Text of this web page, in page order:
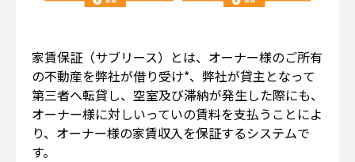
家賃保証（サブリース）とは、オーナー様のご所有
の不動産を弊社が借り受け*、弊社が貸主となって
第三者へ転貸し、空室及び滞納が発生した際にも、
オーナー様に対しいっていの賃料を支払うことによ
り、オーナー様の家賃収入を保証するシステムで
す。